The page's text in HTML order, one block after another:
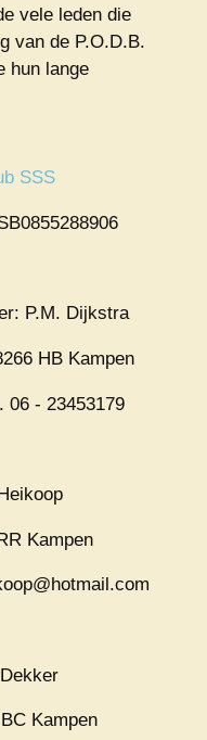
vele leden die
van de P.O.D.B.
hun lange
SSS
P.M. Dijkstra
HB Kampen
Kampen
Kampen